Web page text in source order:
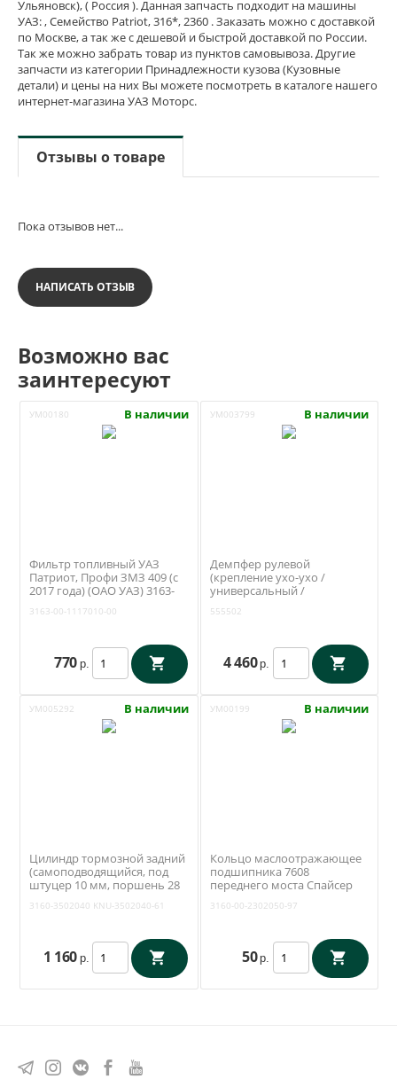
Ульяновск), ( Россия ). Данная запчасть подходит на машины
УАЗ: , Семейство Patriot, 316*, 2360 . Заказать можно с доставкой
по Москве, а так же с дешевой и быстрой доставкой по России.
Так же можно забрать товар из пунктов самовывоза. Другие
запчасти из категории Принадлежности кузова (Кузовные
детали) и цены на них Вы можете посмотреть в каталоге нашего
интернет-магазина УАЗ Моторс.
Отзывы о товаре
Пока отзывов нет...
НАПИСАТЬ ОТЗЫВ
Возможно вас
заинтересуют
УМ00180 В наличии
Фильтр топливный УАЗ
Патриот, Профи ЗМЗ 409 (с
2017 года) (ОАО УАЗ) 3163-
3163-00-1117010-00
770 р.
УМ003799 В наличии
Демпфер рулевой
(крепление ухо-ухо /
универсальный /
RedBTR (555502)
555502
4 460 р.
УМ005292 В наличии
Цилиндр тормозной задний
(самоподводящийся, под
штуцер 10 мм, поршень 28
(Tanaki) 3160-3502040
3160-3502040 KNU-3502040-61
1 160 р.
УМ00199 В наличии
Кольцо маслоотражающее
подшипника 7608
переднего моста Спайсер
97
3160-00-2302050-97
50 р.